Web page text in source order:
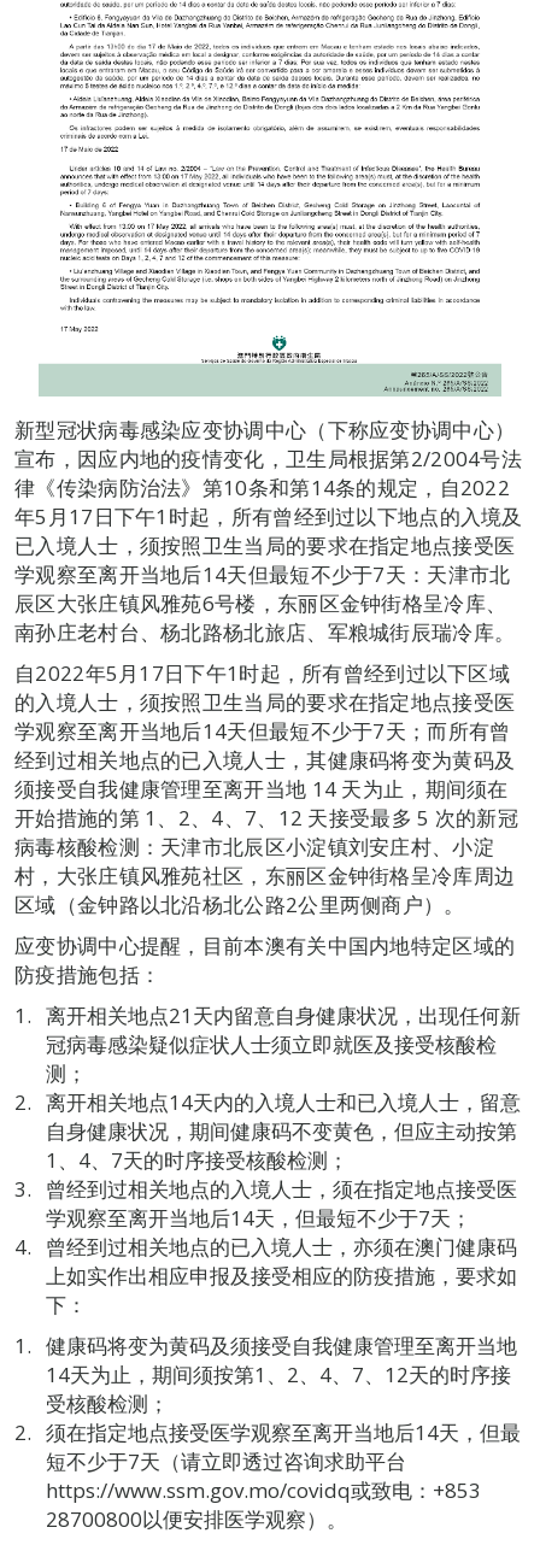
新型冠状病毒感染应变协调中心（下称应变协调中心）
宣布，因应内地的疫情变化，卫生局根据第2/2004号法
律《传染病防治法》第10条和第14条的规定，自2022
年5月17日下午1时起，所有曾经到过以下地点的入境及
已入境人士，须按照卫生当局的要求在指定地点接受医
学观察至离开当地后14天但最短不少于7天：天津市北
辰区大张庄镇风雅苑6号楼，东丽区金钟街格呈冷库、
南孙庄老村台、杨北路杨北旅店、军粮城街辰瑞冷库。
自2022年5月17日下午1时起，所有曾经到过以下区域
的入境人士，须按照卫生当局的要求在指定地点接受医
学观察至离开当地后14天但最短不少于7天；而所有曾
经到过相关地点的已入境人士，其健康码将变为黄码及
须接受自我健康管理至离开当地 14 天为止，期间须在
开始措施的第 1、2、4、7、12 天接受最多 5 次的新冠
病毒核酸检测：天津市北辰区小淀镇刘安庄村、小淀
村，大张庄镇风雅苑社区，东丽区金钟街格呈冷库周边
区域（金钟路以北沿杨北公路2公里两侧商户）。
应变协调中心提醒，目前本澳有关中国内地特定区域的
防疫措施包括：
离开相关地点21天内留意自身健康状况，出现任何新
冠病毒感染疑似症状人士须立即就医及接受核酸检
测；
离开相关地点14天内的入境人士和已入境人士，留意
自身健康状况，期间健康码不变黄色，但应主动按第
1、4、7天的时序接受核酸检测；
曾经到过相关地点的入境人士，须在指定地点接受医
学观察至离开当地后14天，但最短不少于7天；
曾经到过相关地点的已入境人士，亦须在澳门健康码
上如实作出相应申报及接受相应的防疫措施，要求如
下：
健康码将变为黄码及须接受自我健康管理至离开当地
14天为止，期间须按第1、2、4、7、12天的时序接
受核酸检测；
须在指定地点接受医学观察至离开当地后14天，但最
短不少于7天（请立即透过咨询求助平台
https://www.ssm.gov.mo/covidq或致电：+853
28700800以便安排医学观察）。